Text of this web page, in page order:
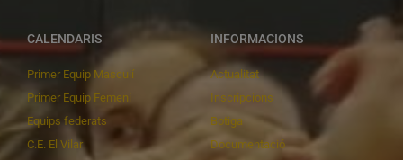
CALENDARIS
Primer Equip Masculí
Primer Equip Femení
Equips federats
C.E. El Vilar
INFORMACIONS
Actualitat
Inscripcions
Botiga
Documentació